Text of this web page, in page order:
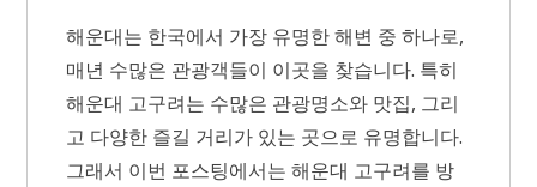
항
해운대는 한국에서 가장 유명한 해변 중 하나로,
매년 수많은 관광객들이 이곳을 찾습니다. 특히
해운대 고구려는 수많은 관광명소와 맛집, 그리
고 다양한 즐길 거리가 있는 곳으로 유명합니다.
그래서 이번 포스팅에서는 해운대 고구려를 방